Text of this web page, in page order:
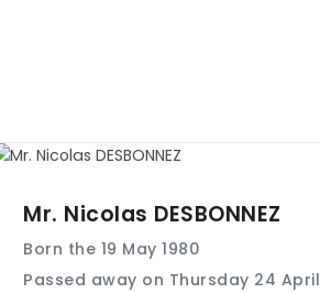
Mr. Nicolas DESBONNEZ
Born the 19 May 1980
Passed away on Thursday 24 April